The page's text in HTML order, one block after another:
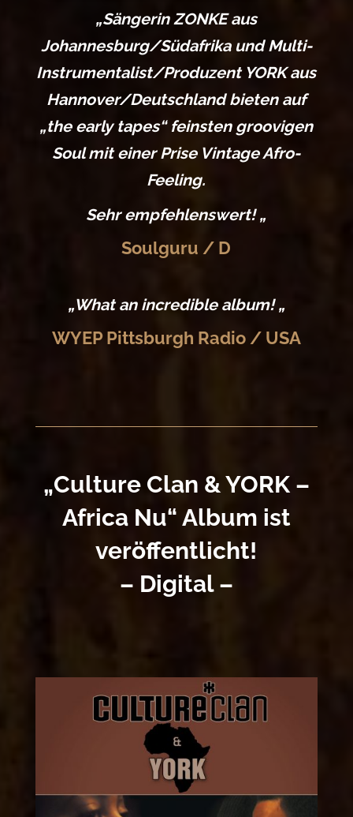
„Sängerin ZONKE aus
Johannesburg/Südafrika und Multi-
Instrumentalist/Produzent YORK aus
Hannover/Deutschland bieten auf
„the early tapes“ feinsten groovigen
Soul mit einer Prise Vintage Afro-
Feeling.
Sehr empfehlenswert! „
Soulguru / D
„What an incredible album! „
WYEP Pittsburgh Radio / USA
„Culture Clan & YORK –
Africa Nu“ Album ist
veröffentlicht!
– Digital –